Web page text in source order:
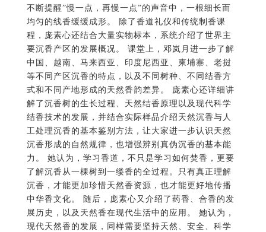
不断提醒”慢一点，再慢一点”的声音中，一根细长而
均匀的线香缓缓成形。 除了香道礼仪和传统制香课
程，庞素心还结合大量实物标本，系统介绍了世界主
要沉香产区的发展概况。 课堂上，邓岚月进一步了解
中国、越南、马来西亚、印度尼西亚、柬埔寨、老挝
等不同产区沉香的特点，以及不同树种、不同结香方
式和不同产地形成的天然香韵差异。 庞素心还详细讲
解了沉香树的生长过程、天然结香原理以及现代科学
结香技术的发展，并结合实际样品介绍天然沉香与人
工处理沉香的基本鉴别方法，让大家进一步认识天然
沉香形成的自然规律，也增强辨别真伪沉香的基本能
力。 她认为，学习香道，不只是学习如何焚香，更要
了解沉香从一棵树到一缕香的全过程。只有真正理解
沉香，才能更加珍惜天然香资源，也才能更好地传播
中华香文化。 随后，庞素心又介绍了药香、合香的发
展历史，以及天然香在现代生活中的应用。 她认为，
现代天然香的发展，同样需要坚持天然、安全、科学